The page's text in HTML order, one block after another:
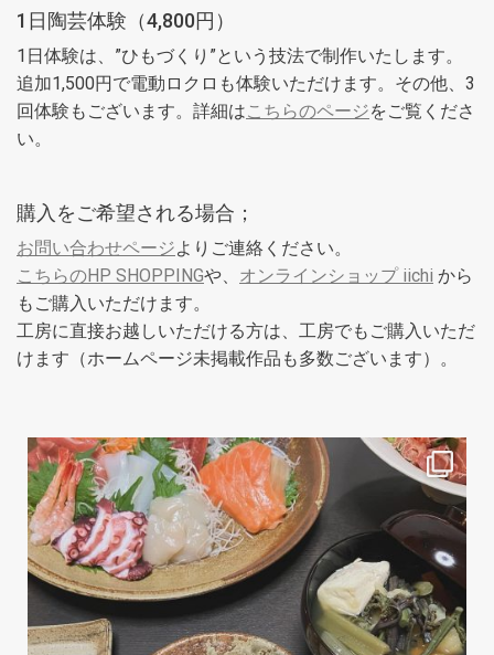
1日陶芸体験（4,800円）
1日体験は、”ひもづくり”という技法で制作いたします。
追加1,500円で電動ロクロも体験いただけます。その他、3
回体験もございます。詳細はこちらのページをご覧くださ
い。
購入をご希望される場合；
お問い合わせページよりご連絡ください。
こちらのHP SHOPPINGや、 オンラインショップ iichi から
もご購入いただけます。
工房に直接お越しいただける方は、工房でもご購入いただ
けます（ホームページ未掲載作品も多数ございます）。